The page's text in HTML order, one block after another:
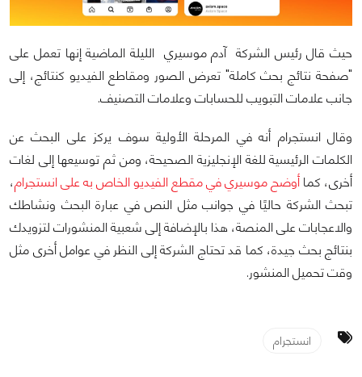
حيث قال رئيس الشركة آدم موسيري الليلة الماضية إنها تعمل على
"صفحة نتائج بحث كاملة" تعرض الصور ومقاطع الفيديو كنتائج، إلى
جانب علامات التبويب للحسابات وعلامات التصنيف.
وقال انستجرام أنه في المرحلة الأولية سوف يركز على البحث عن
الكلمات الرئيسية للغة الإنجليزية الصحيحة، ومن ثم توسيعها إلى لغات
أخرى، كما أوضح موسيري في مقطع الفيديو الخاص به على انستجرام،
تبحث الشركة حاليًا في جوانب مثل النص في عبارة البحث ونشاطك
والاعجابات على المنصة، هذا بالإضافة إلى شعبية المنشورات لتزويدك
بنتائج بحث جيدة، كما قد تحتاج الشركة إلى النظر في عوامل أخرى مثل
وقت تحميل المنشور.
انستجرام